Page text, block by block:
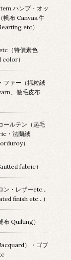
ハンプ・オッ
帆布 Canvas,牛
etc）
（特價素色
）
ファー（揺粒絨
、倣毛皮布
ールテン（起毛
・法蘭絨
）
fabric）
ン・レザーetc…
finish etc…）
布 Quilting）
）・ゴブ